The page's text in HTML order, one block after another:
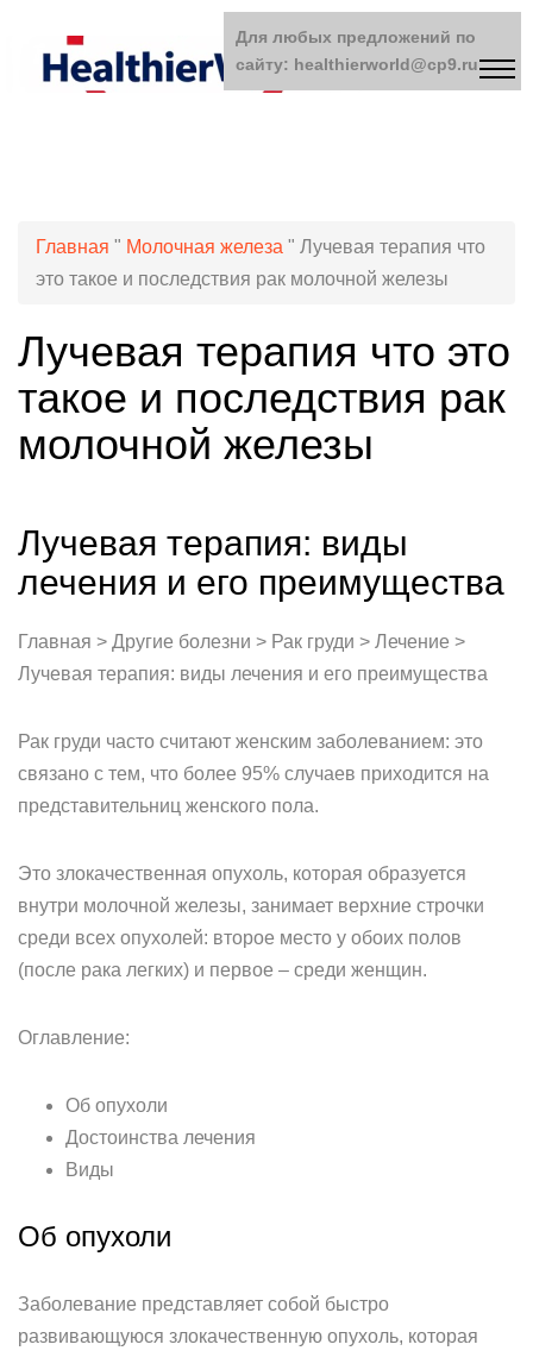
Главная " Молочная железа " Лучевая терапия что
это такое и последствия рак молочной железы
Лучевая терапия что это
такое и последствия рак
молочной железы
Лучевая терапия: виды
лечения и его преимущества
Главная > Другие болезни > Рак груди > Лечение >
Лучевая терапия: виды лечения и его преимущества
Рак груди часто считают женским заболеванием: это
связано с тем, что более 95% случаев приходится на
представительниц женского пола.
Это злокачественная опухоль, которая образуется
внутри молочной железы, занимает верхние строчки
среди всех опухолей: второе место у обоих полов
(после рака легких) и первое – среди женщин.
Оглавление:
Об опухоли
Достоинства лечения
Виды
Об опухоли
Заболевание представляет собой быстро
развивающуюся злокачественную опухоль, которая
Для любых предложений по
сайту: healthierworld@cp9.ru